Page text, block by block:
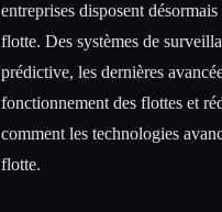
entreprises disposent
flotte. Des systèmes de
prédictive, les dernières
fonctionnement des flottes et
comment les technologies
flotte.